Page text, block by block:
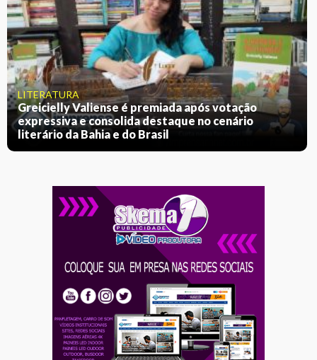
LITERATURA
Greicielly Valiense é premiada após votação
expressiva e consolida destaque no cenário
literário da Bahia e do Brasil